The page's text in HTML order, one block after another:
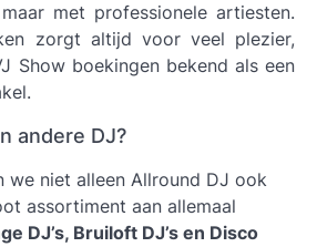
met professionele artiesten.
zorgt altijd voor veel plezier,
Show boekingen bekend als een
andere DJ?
we niet alleen Allround DJ ook
assortiment aan allemaal
DJ’s, Bruiloft DJ’s en Disco